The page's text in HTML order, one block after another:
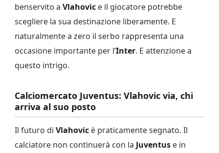
benservito a Vlahovic e il giocatore potrebbe
scegliere la sua destinazione liberamente. E
naturalmente a zero il serbo rappresenta una
occasione importante per l’Inter. E attenzione a
questo intrigo.
Calciomercato Juventus: Vlahovic via, chi
arriva al suo posto
Il futuro di Vlahovic è praticamente segnato. Il
calciatore non continuerà con la Juventus e in